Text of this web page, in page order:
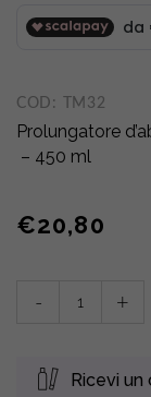
COD: TM32
Prolungatore
– 450 ml
€20,80
Bagnodoccia
- +
Ricevi